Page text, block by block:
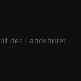
der Landshuter